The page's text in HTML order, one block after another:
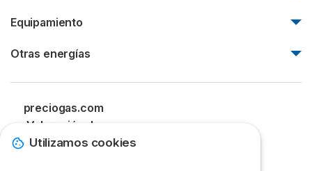
Aerotermia Barcelona
Aire acondicionado barato
Aire acondicionado con bomba de calor
Frigorías por m2
Equipamiento
Calderas Junkers precios
Calderas Vaillant precios
Otras energías
¿Qué es el GLP?
Calderas de gasoil
preciogas.com
Valoración de
Selectra
Utilizamos cookies